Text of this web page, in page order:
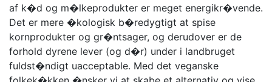
af k�d og m�lkeprodukter er meget energikr�vende.
Det er mere �kologisk b�redygtigt at spise
kornprodukter og gr�ntsager, og derudover er de
forhold dyrene lever (og d�r) under i landbruget
fuldst�ndigt uacceptable. Med det veganske